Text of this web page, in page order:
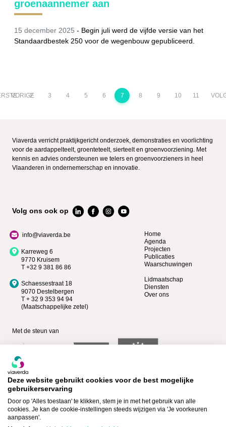
groenaannemer aan
15 december 2025 - Begin juli werd de vijfde versie van het
Standaardbestek 250 voor de wegenbouw gepubliceerd.
VORIGE
2 3 4 5 6 7 8 9 10 11
Viaverda verricht praktijkgericht onderzoek, demonstraties en voorlichting
voor de aardappelteelt, groenteteelt, sierteelt en groenvoorziening. Met
kennis en advies ondersteunen we telers en groenvoorzieners in heel
Vlaanderen in ondernemerschap en innovatie.
Volg ons ook op
info@viaverda.be
Karreweg 6
9770 Kruisem
T +32 9 381 86 86
Schaessestraat 18
9070 Destelbergen
T + 32 9 353 94 94
(Maatschappelijke zetel)
Home
Agenda
Projecten
Publicaties
Waarschuwingen
Lidmaatschap
Diensten
Over ons
Met de steun van
Bekijk wie Premium lid is >
Deze website gebruikt cookies voor de best mogelijke
gebruikerservaring
Door op 'Alles toestaan' te klikken, stem je in met het gebruik van alle
cookies. Je kan de cookie-instellingen steeds wijzigen via 'Je voorkeuren
aanpassen'.